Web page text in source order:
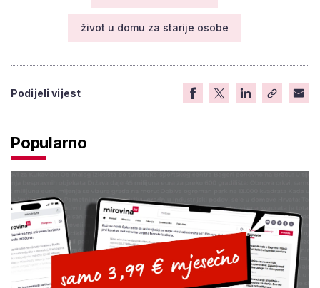
život u domu za starije osobe
Podijeli vijest
Popularno